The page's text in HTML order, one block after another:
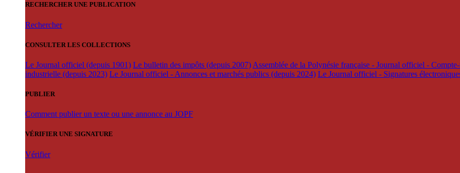
RECHERCHER UNE PUBLICATION
Rechercher
CONSULTER LES COLLECTIONS
Le Journal officiel (depuis 1901) Le bulletin des impôts (depuis 2007) Assemblée de la Polynésie française - Journal officiel -
industrielle (depuis 2023) Le Journal officiel - Annonces et marchés publics (depuis 2024) Le Journal officiel - Signatures
PUBLIER
Comment publier un texte ou une annonce au JOPF
VÉRIFIER UNE SIGNATURE
Vérifier